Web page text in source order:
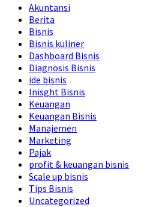
Akuntansi
Berita
Bisnis
Bisnis kuliner
Dashboard Bisnis
Diagnosis Bisnis
ide bisnis
Inisght Bisnis
Keuangan
Keuangan Bisnis
Manajemen
Marketing
Pajak
profit & keuangan bisnis
Scale up bisnis
Tips Bisnis
Uncategorized